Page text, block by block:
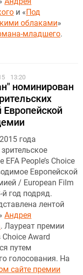
и «Под
облаками»
младшего.
13:20
номинирован
Европейской
года
EFA People’s Choice
Европейской
/ European Film
год подряд.
лентой
Андрея
. Лауреат премии
Choice Award
путем
голосования. На
сайте премии